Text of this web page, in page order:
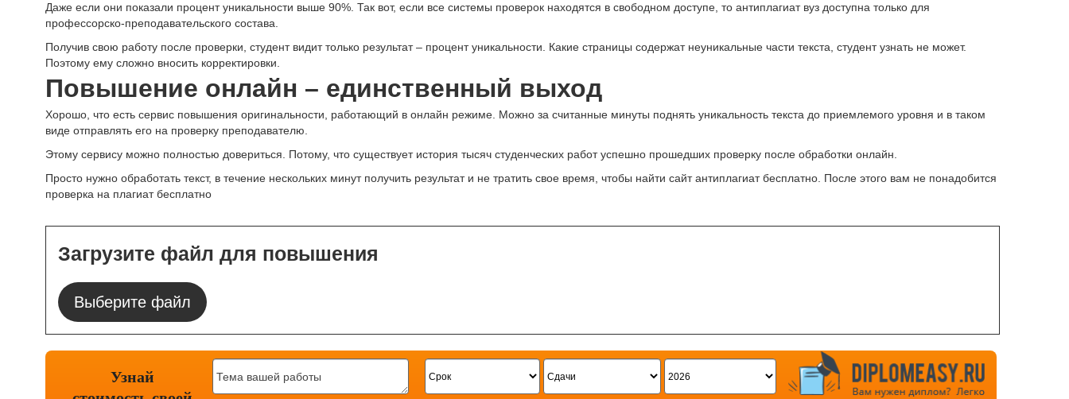
Даже если они показали процент уникальности выше 90%. Так вот, если все системы проверок находятся в свободном доступе, то антиплагиат вуз доступна только для
профессорско-преподавательского состава.
Получив свою работу после проверки, студент видит только результат – процент уникальности. Какие страницы содержат неуникальные части текста, студент узнать не может.
Поэтому ему сложно вносить корректировки.
Повышение онлайн – единственный выход
Хорошо, что есть сервис повышения оригинальности, работающий в онлайн режиме. Можно за считанные минуты поднять уникальность текста до приемлемого уровня и в таком
виде отправлять его на проверку преподавателю.
Этому сервису можно полностью довериться. Потому, что существует история тысяч студенческих работ успешно прошедших проверку после обработки онлайн.
Просто нужно обработать текст, в течение нескольких минут получить результат и не тратить свое время, чтобы найти сайт антиплагиат бесплатно. После этого вам не понадобится
проверка на плагиат бесплатно
Загрузите файл для повышения
Выберите файл
Узнай